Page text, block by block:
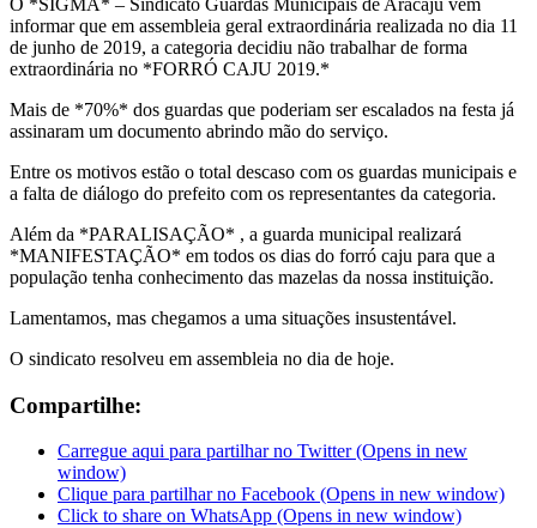
informar que em assembleia geral extraordinária realizada no dia 11
de junho de 2019, a categoria decidiu não trabalhar de forma
extraordinária no *FORRÓ CAJU 2019.*
Mais de *70%* dos guardas que poderiam ser escalados na festa já
assinaram um documento abrindo mão do serviço.
Entre os motivos estão o total descaso com os guardas municipais e
a falta de diálogo do prefeito com os representantes da categoria.
Além da *PARALISAÇÃO* , a guarda municipal realizará
*MANIFESTAÇÃO* em todos os dias do forró caju para que a
população tenha conhecimento das mazelas da nossa instituição.
Lamentamos, mas chegamos a uma situações insustentável.
O sindicato resolveu em assembleia no dia de hoje.
Compartilhe:
Carregue aqui para partilhar no Twitter (Opens in new
window)
Clique para partilhar no Facebook (Opens in new window)
Click to share on WhatsApp (Opens in new window)